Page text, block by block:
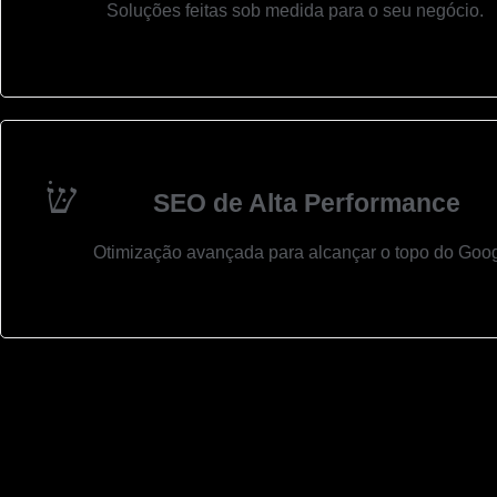
Soluções feitas sob medida para o seu negócio.
SEO de Alta Performance
Otimização avançada para alcançar o topo do